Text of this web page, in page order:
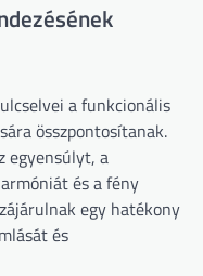
a funkcionális
összpontosítanak.
egyensúlyt, a
és a fény
egy hatékony
és